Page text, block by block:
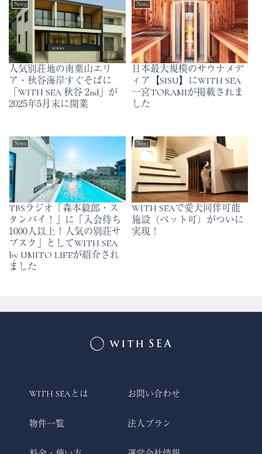
News
人気別荘地の南葉山エリ
ア・秋谷海岸すぐそばに
「WITH SEA 秋谷 2nd」が
2025年5月末に開業
News
日本最大規模のサウナメデ
ィア【SISU】にWITH SEA
一宮TORAMIが掲載されま
した
News
TBSラジオ「森本毅郎・ス
タンバイ！」に「入会待ち
1000人以上！人気の別荘サ
ブスク」としてWITH SEA
by UMITO LIFEが紹介され
ました
News
WITH SEAで愛犬同伴可能
施設（ペット可）がついに
実現！
WITH SEAとは
物件一覧
お問い合わせ
法人プラン